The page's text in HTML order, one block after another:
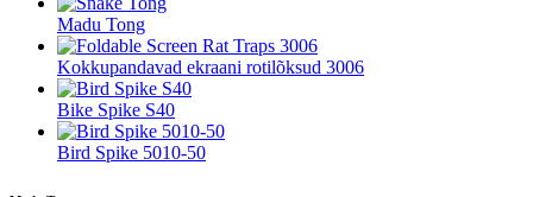
Madu Tong
Kokkupandavad ekraani rotilõksud 3006
Bike Spike S40
Bird Spike 5010-50